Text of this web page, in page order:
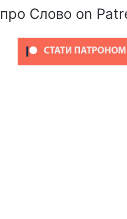
про Слово on